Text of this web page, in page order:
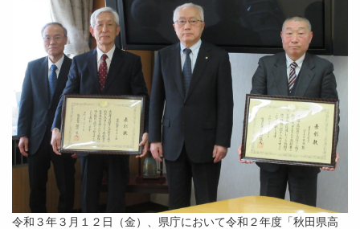
令和３年３月１２日（金）、県庁において令和２年度「秋田県高